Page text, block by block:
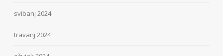
svibanj 2024
travanj 2024